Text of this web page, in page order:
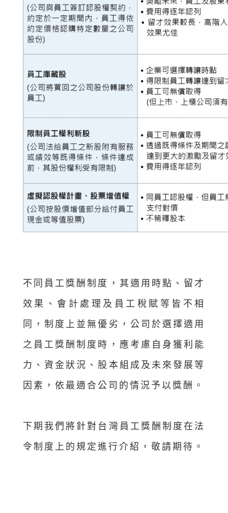
不同員工獎酬制度，其適用時點、留才
效果、會計處理及員工稅賦等皆不相
同，制度上並無優劣，公司於選擇適用
之員工獎酬制度時，應考慮自身獲利能
力、資金狀況、股本組成及未來發展等
因素，依最適合公司的情況予以獎酬。
下期我們將針對台灣員工獎酬制度在法
令制度上的規定進行介紹，敬請期待。